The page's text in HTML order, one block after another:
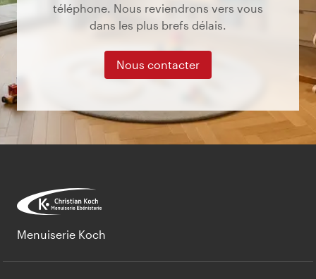
téléphone. Nous reviendrons vers vous
dans les plus brefs délais.
Nous contacter
Menuiserie Koch